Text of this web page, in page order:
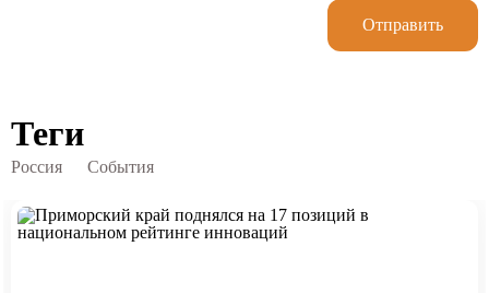
Отправить
Теги
Россия События